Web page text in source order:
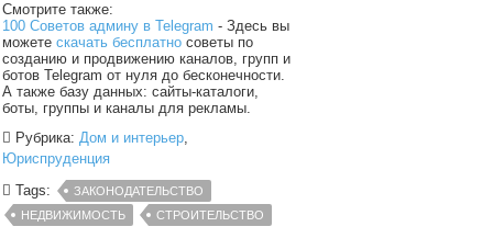
Смотрите также:
100 Советов админу в Telegram - Здесь вы
можетескачать бесплатно советы по
созданию и продвижению каналов, групп и
ботов Telegram от нуля до бесконечности.
А также базу данных: сайты-каталоги,
боты, группы и каналы для рекламы.
Рубрика:Дом и интерьер,
Юриспруденция
Tags:
ЗАКОНОДАТЕЛЬСТВО
НЕДВИЖИМОСТЬ
СТРОИТЕЛЬСТВО